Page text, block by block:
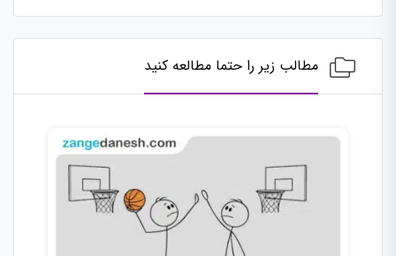
مطالب زیر را حتما مطالعه کنید